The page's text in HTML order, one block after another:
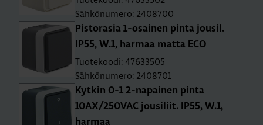
Sähkönumero: 2408700
Pis­to­ra­sia 1-osai­nen pinta jousil.
IP55, W.1, har­maa matta ECO
Tuotekoodi: 47633505
Sähkönumero: 2408701
Kyt­kin 0-1 2-na­pai­nen pinta
10AX/250­VAC jousi­liit. IP55, W.1,
har­maa